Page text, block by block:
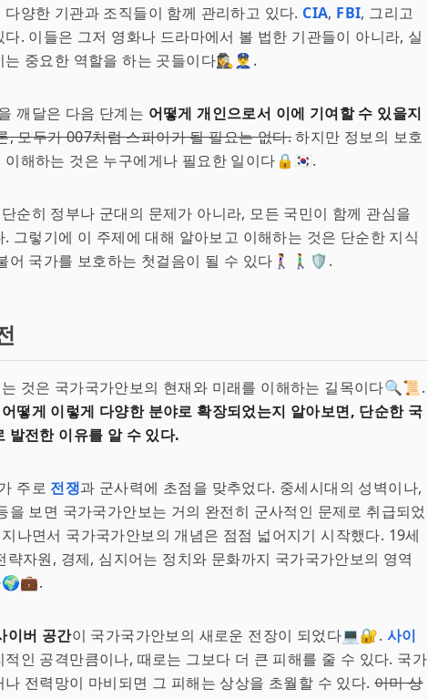
양한 기관과 조직들이 함께 관리하고 있다. CIA, FBI, 그리고
다. 이들은 그저 영화나 드라마에서 볼 법한 기관들이 아니라, 실
중요한 역할을 하는 곳들이다🕵️‍♀️👮‍♂️.
깨달은 다음 단계는 어떻게 개인으로서 이에 기여할 수 있을지
, 모두가 007처럼 스파이가 될 필요는 없다.하지만 정보의 보호
이해하는 것은 누구에게나 필요한 일이다🔒🇰🇷.
순히 정부나 군대의 문제가 아니라, 모든 국민이 함께 관심을
그렇기에 이 주제에 대해 알아보고 이해하는 것은 단순한 지식
어 국가를 보호하는 첫걸음이 될 수 있다🚶‍♀️🚶‍♂️🛡️.
것은 국가국가안보의 현재와 미래를 이해하는 길목이다🔍📜.
떻게 이렇게 다양한 분야로 확장되었는지 알아보면, 단순한 국
발전한 이유를 알 수 있다.
주로 전쟁과 군사력에 초점을 맞추었다. 중세시대의 성벽이나,
을 보면 국가국가안보는 거의 완전히 군사적인 문제로 취급되었
나면서 국가국가안보의 개념은 점점 넓어지기 시작했다. 19세
략자원, 경제, 심지어는 정치와 문화까지 국가국가안보의 영역
🌍💼.
이버 공간이 국가국가안보의 새로운 전장이 되었다💻🔐. 사이
적인 공격만큼이나, 때로는 그보다 더 큰 피해를 줄 수 있다. 국가
전력망이 마비되면 그 피해는 상상을 초월할 수 있다. 이미 상